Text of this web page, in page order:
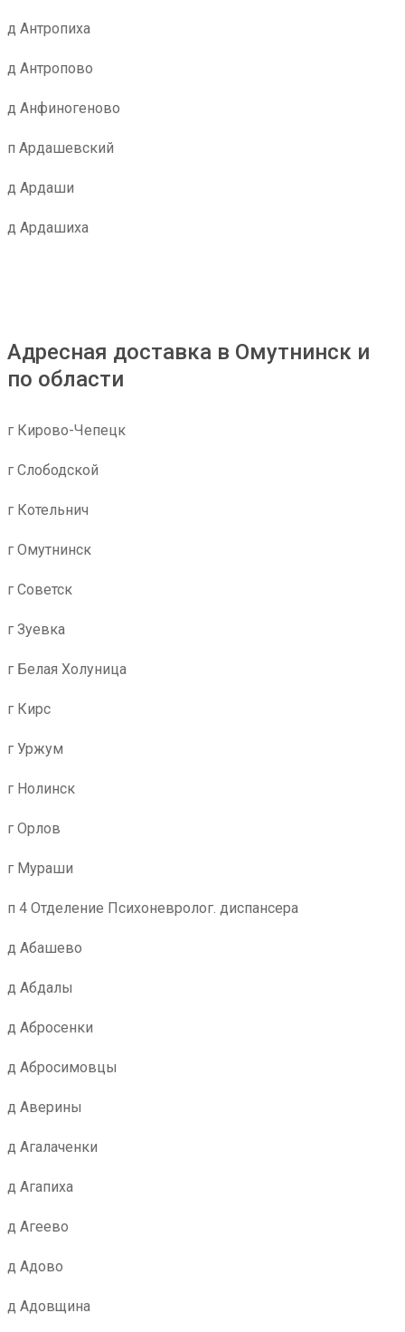
д Антропиха
д Антропово
д Анфиногеново
п Ардашевский
д Ардаши
д Ардашиха
Адресная доставка в Омутнинск и
по области
г Кирово-Чепецк
г Слободской
г Котельнич
г Омутнинск
г Советск
г Зуевка
г Белая Холуница
г Кирс
г Уржум
г Нолинск
г Орлов
г Мураши
п 4 Отделение Психоневролог. диспансера
д Абашево
д Абдалы
д Абросенки
д Абросимовцы
д Аверины
д Агалаченки
д Агапиха
д Агеево
д Адово
д Адовщина